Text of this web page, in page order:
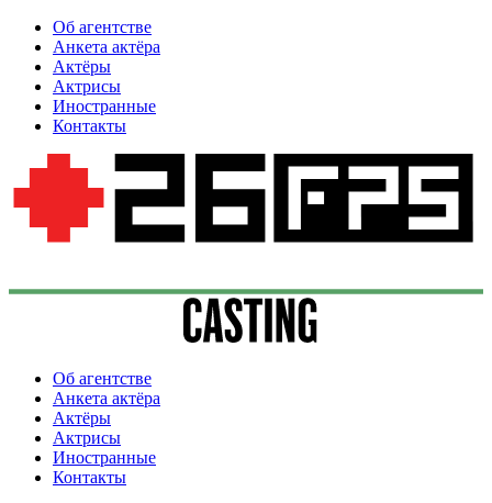
Об агентстве
Анкета актёра
Актёры
Актрисы
Иностранные
Контакты
Об агентстве
Анкета актёра
Актёры
Актрисы
Иностранные
Контакты